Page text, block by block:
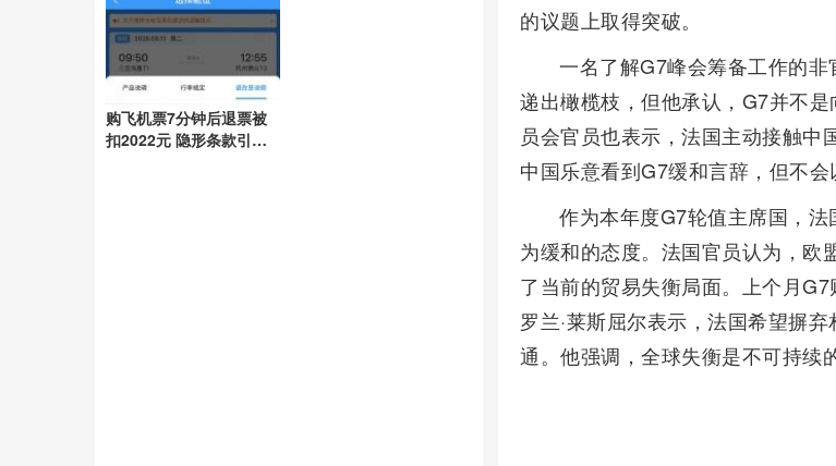
的议题上取得突破。
一名了解G7峰会筹备工作的
递出橄榄枝，但他承认，G7并不
员会官员也表示，法国主动接触中
中国乐意看到G7缓和言辞，但不会
作为本年度G7轮值主席国，
为缓和的态度。法国官员认为，欧
了当前的贸易失衡局面。上个月
罗兰·莱斯屈尔表示，法国希望摒
通。他强调，全球失衡是不可持续
购飞机票7分钟后退票被
扣2022元 隐形条款引争